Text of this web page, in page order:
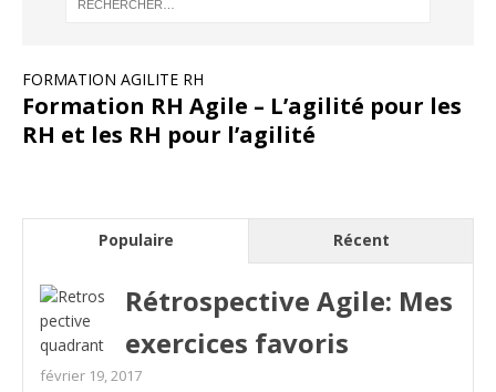
FORMATION AGILITE RH
Formation RH Agile – L’agilité pour les
RH et les RH pour l’agilité
Populaire Récent
Rétrospective Agile: Mes
exercices favoris
février 19, 2017